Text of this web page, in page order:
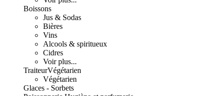
Boissons
Jus & Sodas
Bières
Vins
Alcools & spiritueux
Cidres
Voir plus...
TraiteurVégétarien
Végétarien
Glaces - Sorbets